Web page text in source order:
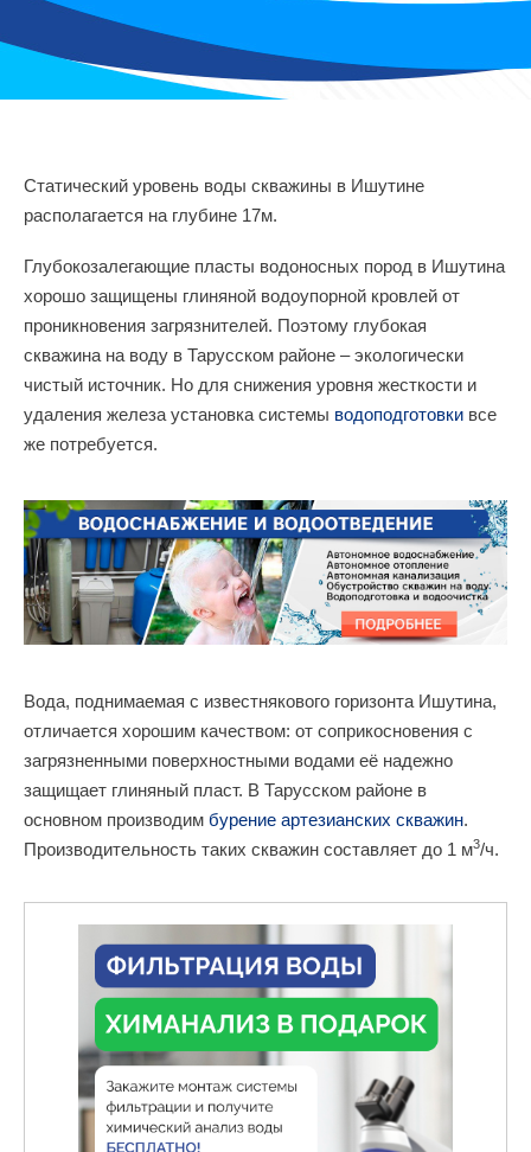
Статический уровень воды скважины в Ишутине
располагается на глубине 17м.
Глубокозалегающие пласты водоносных пород в Ишутина
хорошо защищены глиняной водоупорной кровлей от
проникновения загрязнителей. Поэтому глубокая
скважина на воду в Тарусском районе – экологически
чистый источник. Но для снижения уровня жесткости и
удаления железа установка системы водоподготовки все
же потребуется.
Вода, поднимаемая с известнякового горизонта Ишутина,
отличается хорошим качеством: от соприкосновения с
загрязненными поверхностными водами её надежно
защищает глиняный пласт. В Тарусском районе в
основном производим бурение артезианских скважин.
Производительность таких скважин составляет до 1 м3/ч.